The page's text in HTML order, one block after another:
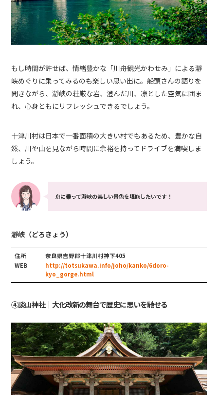
もし時間が許せば、情緒豊かな「川舟観光かわせみ」による瀞
峡めぐりに乗ってみるのも楽しい思い出に。船頭さんの語りを
聞きながら、瀞峡の荘厳な岩、澄んだ川、凛とした空気に囲ま
れ、心身ともにリフレッシュできるでしょう。
十津川村は日本で一番面積の大きい村でもあるため、豊かな自
然、川や山を見ながら時間に余裕を持ってドライブを満喫しま
しょう。
舟に乗って瀞峡の美しい景色を堪能したいです！
瀞峡（どろきょう）
住所
奈良県吉野郡十津川村神下405
WEB
http://totsukawa.info/joho/kanko/6doro-
kyo_gorge.html
④談山神社｜大化改新の舞台で歴史に思いを馳せる